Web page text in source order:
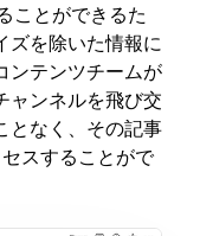
ことができるた
ズを除いた情報に
ンテンツチームが
ャンネルを飛び交
となく、その記事
スすることがで